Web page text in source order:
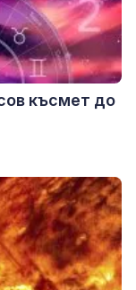
късмет до